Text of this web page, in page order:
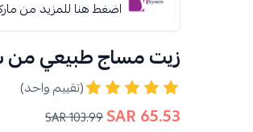
اضغط هنا للمزيد من
زيت مساج طبيعي من
(تقييم واحد)
65.53 SAR
103.99 SAR